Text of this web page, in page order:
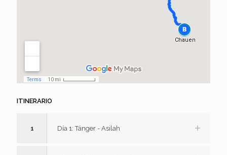
ITINERARIO
1 Día 1: Tánger - Asilah